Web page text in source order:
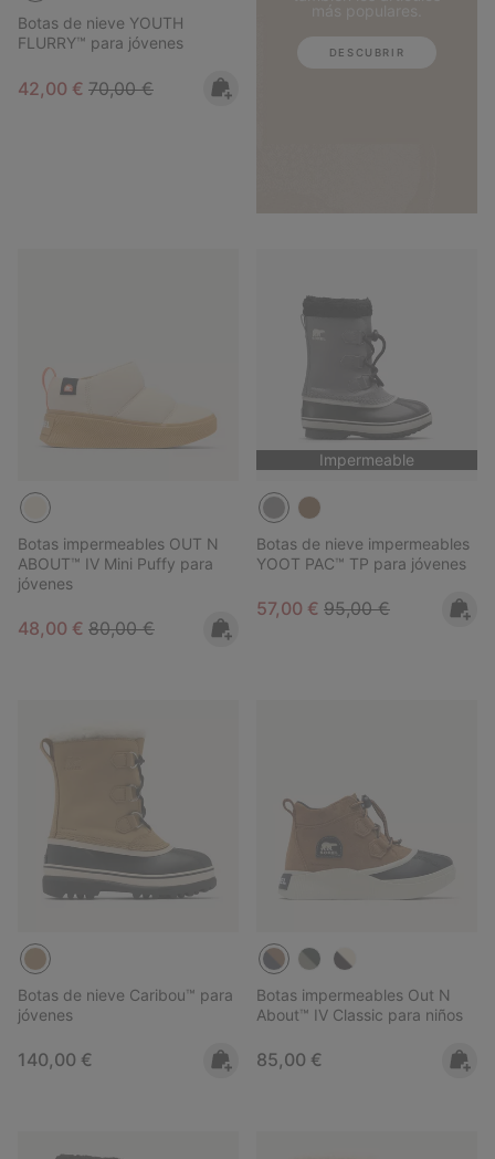
Botas de nieve YOUTH
FLURRY™ para jóvenes
Sale price:
42,00 € Regular price:
70,00 €
DESCUBRIR
Botas impermeables OUT N
ABOUT™ IV Mini Puffy para
jóvenes
Sale price:
48,00 € Regular price:
80,00 €
Impermeable
Botas de nieve impermeables
YOOT PAC™ TP para jóvenes
Sale price:
57,00 € Regular price:
95,00 €
Botas de nieve Caribou™ para
jóvenes
Regular price:
140,00 €
Botas impermeables Out N
About™ IV Classic para niños
Regular price:
85,00 €